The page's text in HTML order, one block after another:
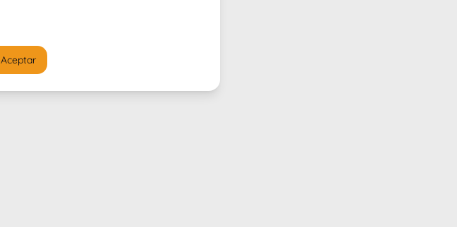
Aceptar